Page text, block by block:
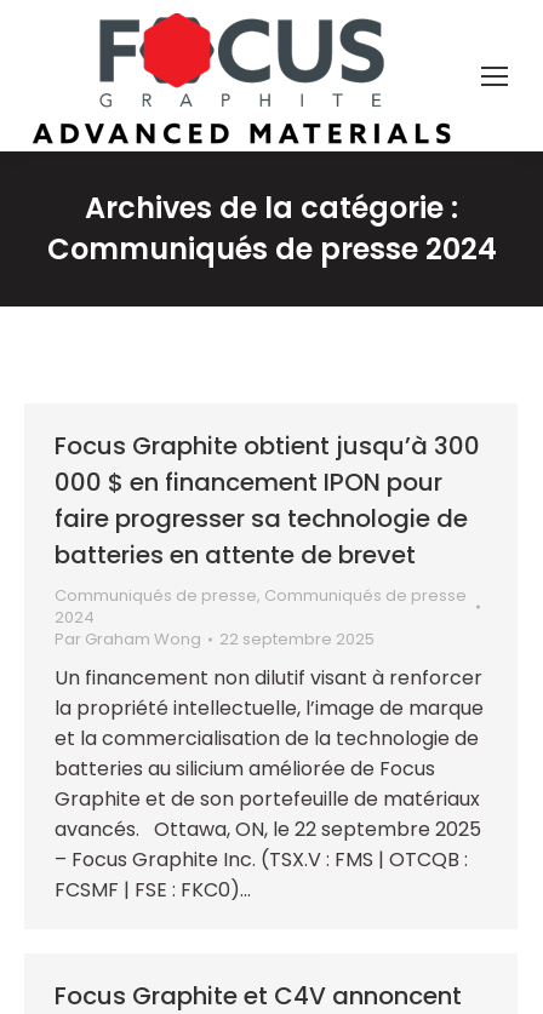
Archives de la catégorie :
Communiqués de presse 2024
Focus Graphite obtient jusqu’à 300
000 $ en financement IPON pour
faire progresser sa technologie de
batteries en attente de brevet
Communiqués de presse, Communiqués de presse
2024
Par Graham Wong 22 septembre 2025
Un financement non dilutif visant à renforcer
la propriété intellectuelle, l’image de marque
et la commercialisation de la technologie de
batteries au silicium améliorée de Focus
Graphite et de son portefeuille de matériaux
avancés. Ottawa, ON, le 22 septembre 2025
– Focus Graphite Inc. (TSX.V : FMS | OTCQB :
FCSMF | FSE : FKC0)…
Focus Graphite et C4V annoncent